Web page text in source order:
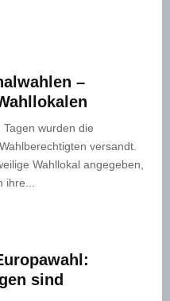
–
wurden die
versandt.
Wahllokal angegeben,
sind